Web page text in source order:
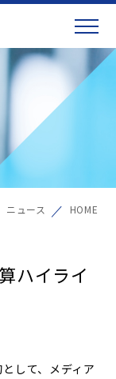
HOME
ニュース
ハイライ
して、メディア